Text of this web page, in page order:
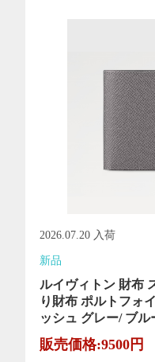
2026.07.20 入荷
新品
ルイヴィトン 財布
り財布 ポルトフォ
ッシュ グレー/ ブル
販売価格:9500円